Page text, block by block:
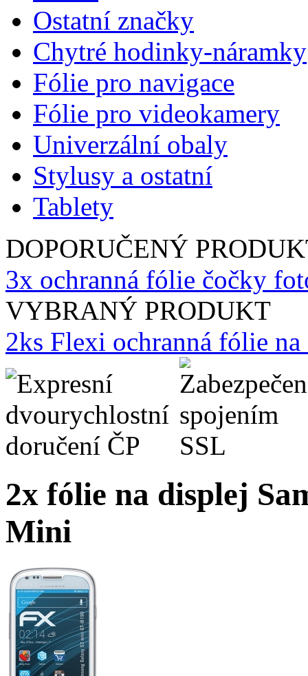
Ostatní značky
Chytré hodinky-náramky
Fólie pro navigace
Fólie pro videokamery
Univerzální obaly
Stylusy a ostatní
Tablety
DOPORUČENÝ
3x ochranná fólie čočky
VYBRANÝ PRODUKT
2ks Flexi ochranná fólie
2x fólie na displej
Mini